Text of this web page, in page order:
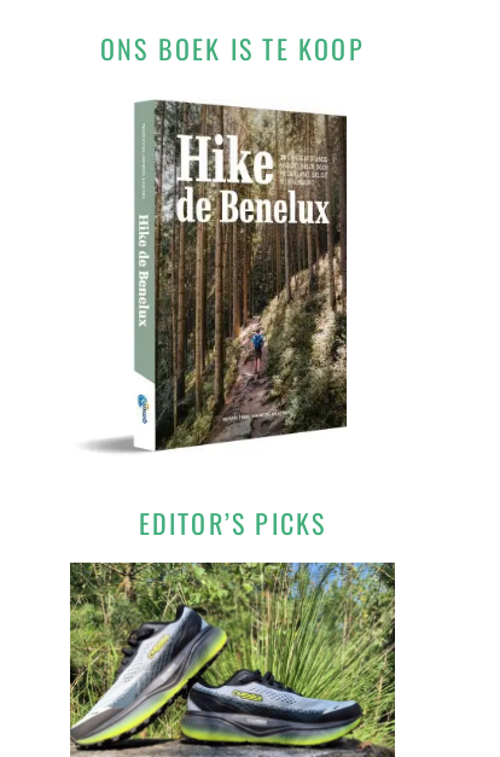
ONS BOEK IS TE KOOP
EDITOR’S PICKS